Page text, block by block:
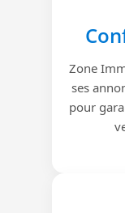
Zone
ses
pour